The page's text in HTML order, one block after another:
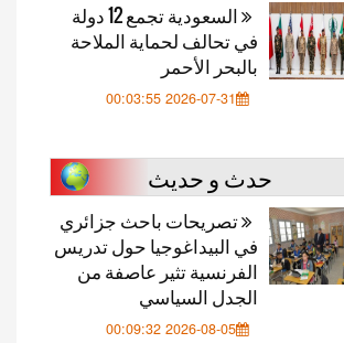
السعودية تجمع 12 دولة
في تحالف لحماية الملاحة
بالبحر الأحمر
2026-07-31 00:03:55
حدث و حديث
تصريحات باحث جزائري
في البيداغوجيا حول تدريس
الفرنسية تثير عاصفة من
الجدل السياسي
2026-08-05 00:09:32